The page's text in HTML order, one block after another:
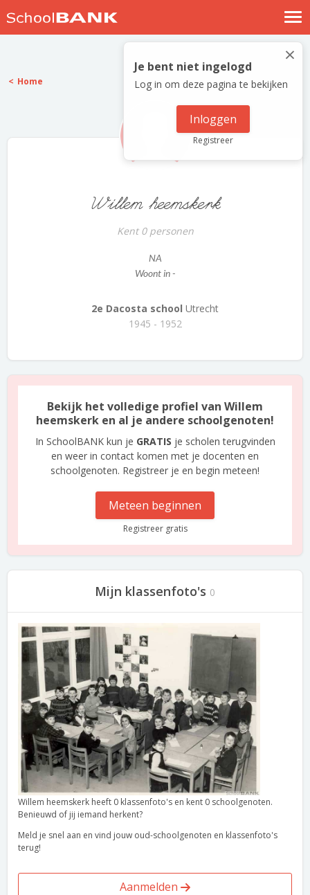
Nostalgische verhalen
Log in
Meld je gratis aan
×
Je bent niet ingelogd
Log in om deze pagina te bekijken
Inloggen
Registreer
Home
Willem heemskerk
Kent 0 personen
NA
Woont in -
2e Dacosta school Utrecht
1945 - 1952
Bekijk het volledige profiel van Willem
heemskerk en al je andere schoolgenoten!
In SchoolBANK kun je GRATIS je scholen terugvinden
en weer in contact komen met je docenten en
schoolgenoten. Registreer je en begin meteen!
Meteen beginnen
Registreer gratis
Mijn klassenfoto's 0
Willem heemskerk heeft 0 klassenfoto's en kent 0 schoolgenoten.
Benieuwd of jij iemand herkent?
Meld je snel aan en vind jouw oud-schoolgenoten en klassenfoto's
terug!
Aanmelden